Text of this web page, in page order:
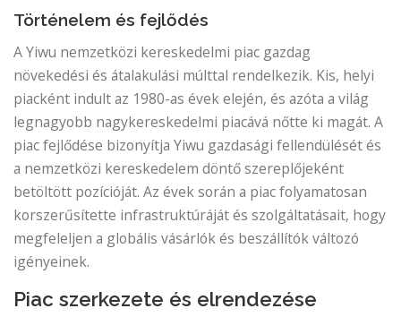
Történelem és fejlődés
A Yiwu nemzetközi kereskedelmi piac gazdag
növekedési és átalakulási múlttal rendelkezik. Kis, helyi
piacként indult az 1980-as évek elején, és azóta a világ
legnagyobb nagykereskedelmi piacává nőtte ki magát. A
piac fejlődése bizonyítja Yiwu gazdasági fellendülését és
a nemzetközi kereskedelem döntő szereplőjeként
betöltött pozícióját. Az évek során a piac folyamatosan
korszerűsítette infrastruktúráját és szolgáltatásait, hogy
megfeleljen a globális vásárlók és beszállítók változó
igényeinek.
Piac szerkezete és elrendezése